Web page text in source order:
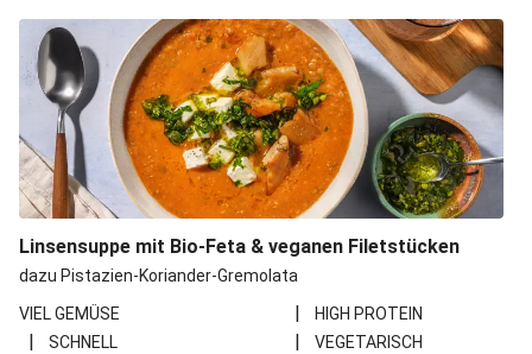
Linsensuppe mit Bio-Feta & veganen Filetstücken
dazu Pistazien-Koriander-Gremolata
VIEL GEMÜSE
| HIGH PROTEIN
| SCHNELL |
VEGETARISCH